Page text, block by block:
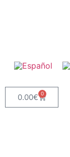
0.00€ 0